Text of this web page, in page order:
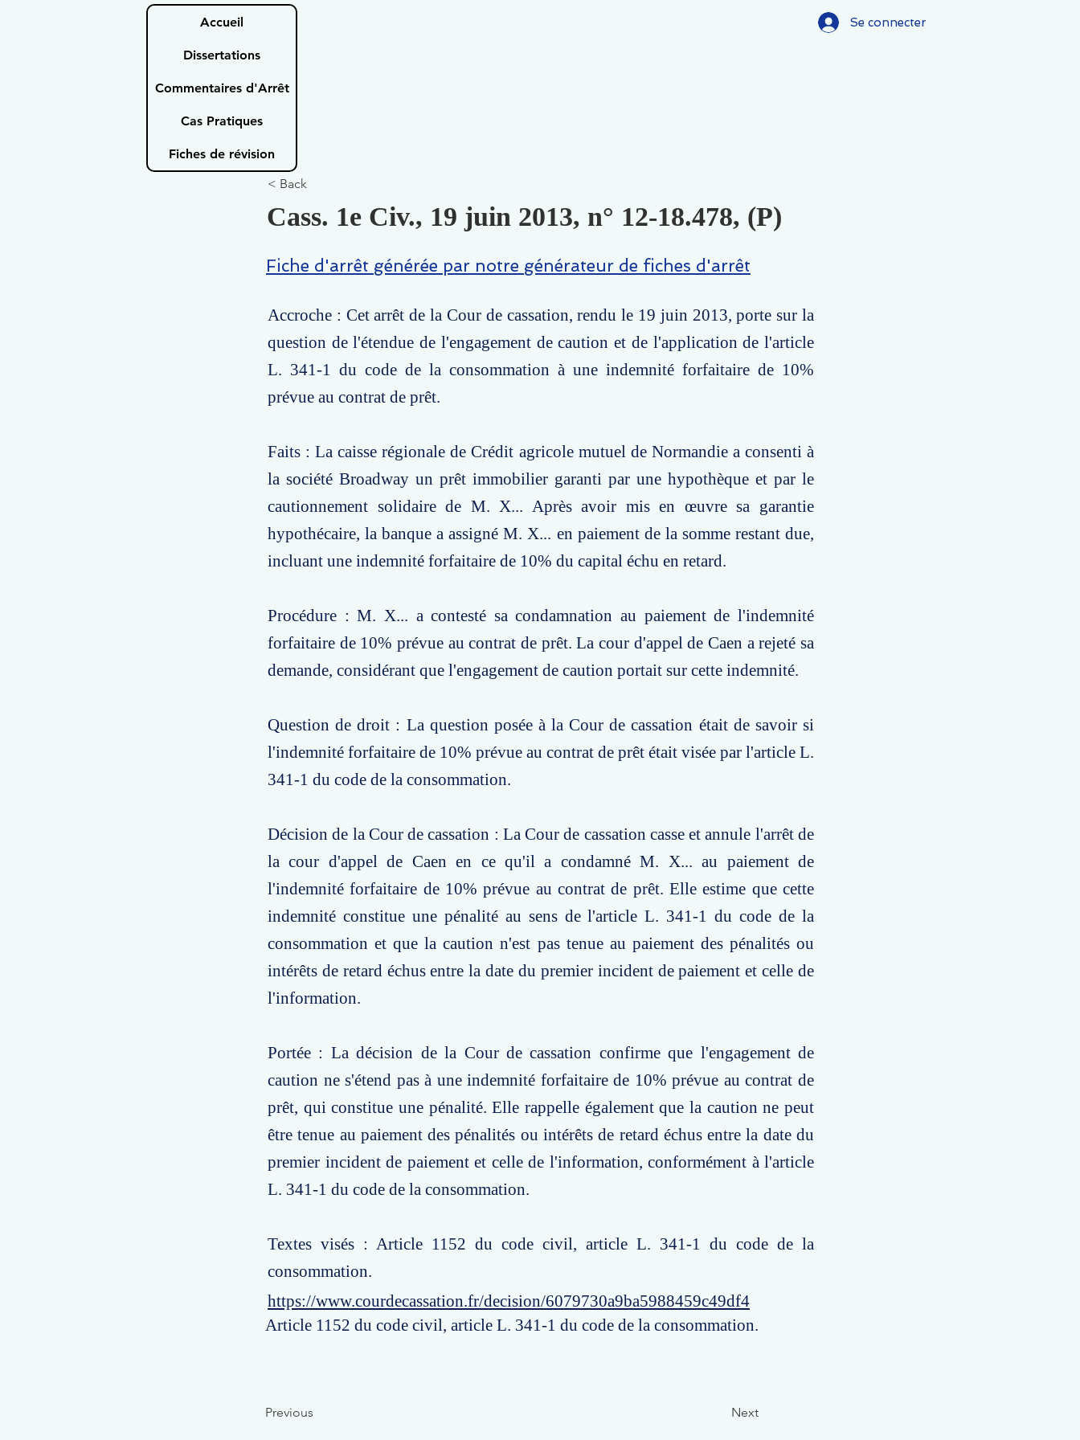
Accueil
Dissertations
Commentaires d'Arrêt
Cas Pratiques
Fiches de révision
Se connecter
< Back
Cass. 1e Civ., 19 juin 2013, n° 12-18.478, (P)
Fiche d'arrêt générée par notre générateur de fiches d'arrêt
Accroche : Cet arrêt de la Cour de cassation, rendu le 19 juin 2013, porte sur la
question de l'étendue de l'engagement de caution et de l'application de l'article
L. 341-1 du code de la consommation à une indemnité forfaitaire de 10%
prévue au contrat de prêt.
Faits : La caisse régionale de Crédit agricole mutuel de Normandie a consenti à
la société Broadway un prêt immobilier garanti par une hypothèque et par le
cautionnement solidaire de M. X... Après avoir mis en œuvre sa garantie
hypothécaire, la banque a assigné M. X... en paiement de la somme restant due,
incluant une indemnité forfaitaire de 10% du capital échu en retard.
Procédure : M. X... a contesté sa condamnation au paiement de l'indemnité
forfaitaire de 10% prévue au contrat de prêt. La cour d'appel de Caen a rejeté sa
demande, considérant que l'engagement de caution portait sur cette indemnité.
Question de droit : La question posée à la Cour de cassation était de savoir si
l'indemnité forfaitaire de 10% prévue au contrat de prêt était visée par l'article L.
341-1 du code de la consommation.
Décision de la Cour de cassation : La Cour de cassation casse et annule l'arrêt de
la cour d'appel de Caen en ce qu'il a condamné M. X... au paiement de
l'indemnité forfaitaire de 10% prévue au contrat de prêt. Elle estime que cette
indemnité constitue une pénalité au sens de l'article L. 341-1 du code de la
consommation et que la caution n'est pas tenue au paiement des pénalités ou
intérêts de retard échus entre la date du premier incident de paiement et celle de
l'information.
Portée : La décision de la Cour de cassation confirme que l'engagement de
caution ne s'étend pas à une indemnité forfaitaire de 10% prévue au contrat de
prêt, qui constitue une pénalité. Elle rappelle également que la caution ne peut
être tenue au paiement des pénalités ou intérêts de retard échus entre la date du
premier incident de paiement et celle de l'information, conformément à l'article
L. 341-1 du code de la consommation.
Textes visés : Article 1152 du code civil, article L. 341-1 du code de la
consommation.
https://www.courdecassation.fr/decision/6079730a9ba5988459c49df4
Article 1152 du code civil, article L. 341-1 du code de la consommation.
Previous Next